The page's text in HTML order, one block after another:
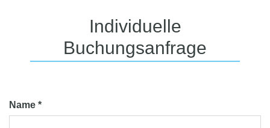
Individuelle
Buchungsanfrage
Name *